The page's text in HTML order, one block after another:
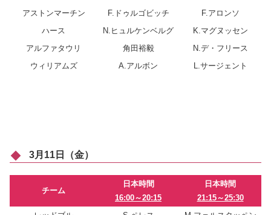
アストンマーチン
F.ドゥルゴビッチ
F.アロンソ
ハース
N.ヒュルケンベルグ
K.マグヌッセン
アルファタウリ
角田裕毅
N.デ・フリース
ウィリアムズ
A.アルボン L.サージェント
3月11日（金）
チーム
日本時間
16:00～20:15
日本時間
21:15～25:30